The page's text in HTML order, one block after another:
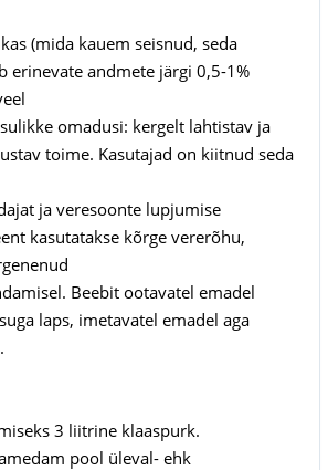
(mida kauem seisnud, seda
erinevate andmete järgi 0,5-1%
omadusi: kergelt lahtistav ja
toime. Kasutajad on kiitnud seda
ja veresoonte lupjumise
kasutatakse kõrge vererõhu,
Beebit ootavatel emadel
laps, imetavatel emadel aga
3 liitrine klaaspurk.
pool üleval- ehk